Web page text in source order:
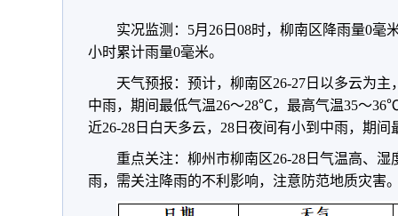
实况监测：5月26日08时，柳南区降雨量0毫
小时累计雨量0毫米。
天气预报：预计，柳南区26-27日以多云为
中雨，期间最低气温26～28℃，最高气温35～
近26-28日白天多云，28日夜间有小到中雨，期
重点关注：柳州市柳南区26-28日气温高、
雨，需关注降雨的不利影响，注意防范地质灾害